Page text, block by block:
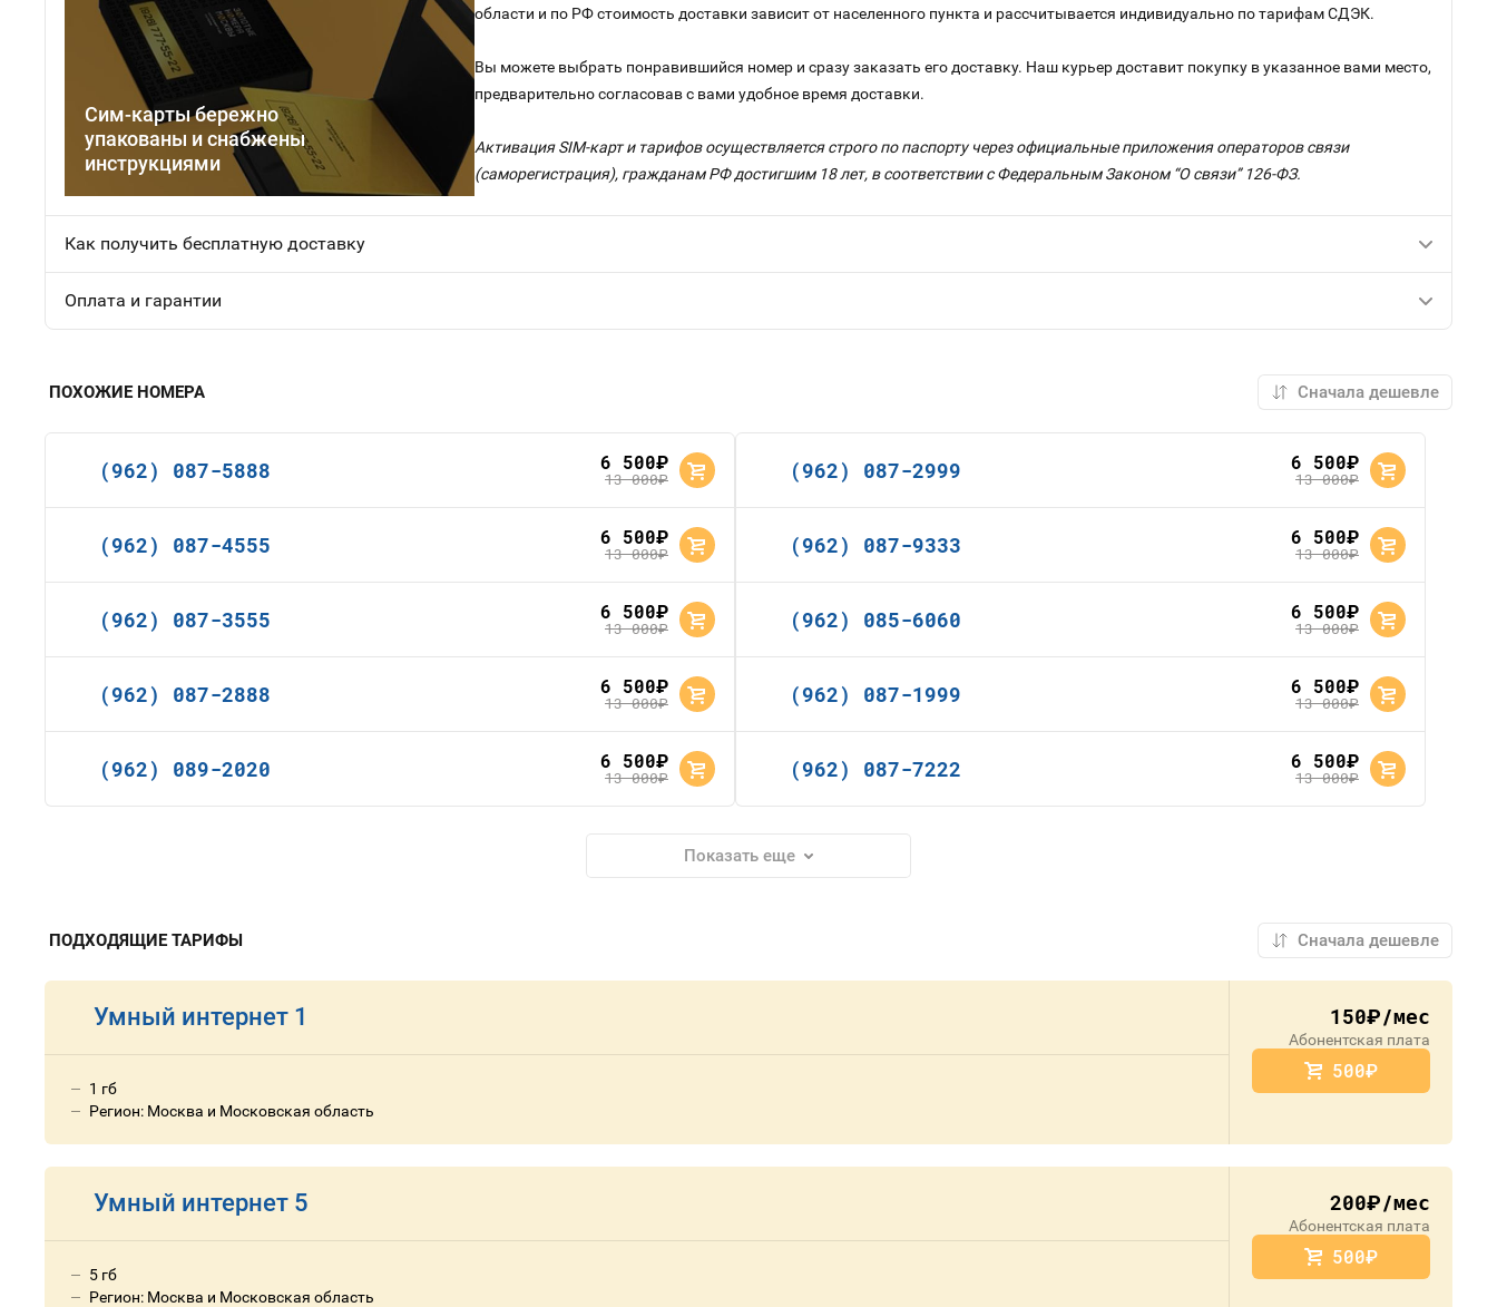
Сим-карты бережно
упакованы и снабжены
инструкциями
области и по РФ стоимость доставки зависит от населенного пункта и рассчитывается индивидуально по тарифам СДЭК.
Вы можете выбрать понравившийся номер и сразу заказать его доставку. Наш курьер доставит покупку в указанное вами место,
предварительно согласовав с вами удобное время доставки.
Активация SIM-карт и тарифов осуществляется строго по паспорту через официальные приложения операторов связи
(саморегистрация), гражданам РФ достигшим 18 лет, в соответствии с Федеральным Законом “О связи” 126-ФЗ.
Как получить бесплатную доставку
Оплата и гарантии
ПОХОЖИЕ НОМЕРА
(962) 087-5888 6 500руб.
13 000руб. (962) 087-2999 6 500руб.
13 000руб.
(962) 087-4555 6 500руб.
13 000руб. (962) 087-9333 6 500руб.
13 000руб.
(962) 087-3555 6 500руб.
13 000руб. (962) 085-6060 6 500руб.
13 000руб.
(962) 087-2888 6 500руб.
13 000руб. (962) 087-1999 6 500руб.
13 000руб.
(962) 089-2020 6 500руб.
13 000руб. (962) 087-7222 6 500руб.
13 000руб.
Показать еще
ПОДХОДЯЩИЕ ТАРИФЫ
Умный интернет 1
1 гб
Регион: Москва и Московская область
150руб./мес
Абонентская плата
500руб.
Умный интернет 5
5 гб
Регион: Москва и Московская область
200руб./мес
Абонентская плата
500руб.